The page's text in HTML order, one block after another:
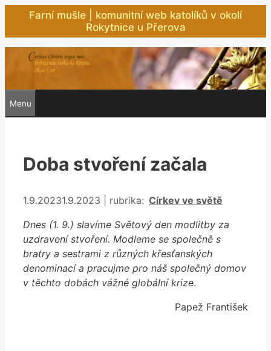
Přeskočit
obsah
Farní mušle | komunitní web katolíků v okolí
Rokytnice u Přerova
Menu
Doba stvoření začala
1.9.20231.9.2023 rubrika: Rubriky
Církev ve světě
Dnes (1. 9.) slavíme Světový den modlitby za
uzdravení stvoření. Modleme se společně s
bratry a sestrami z různých křesťanských
denominací a pracujme pro náš společný domov
v těchto dobách vážné globální krize.
Papež František